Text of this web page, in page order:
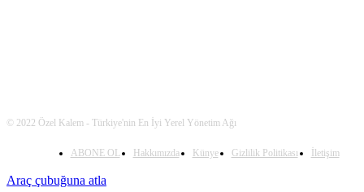
© 2022 Özel Kalem - Türkiye'nin En İyi Yerel Yönetim Ağı
ABONE OL Hakkımızda Künye Gizlilik Politikası İletişim
Araç çubuğuna atla